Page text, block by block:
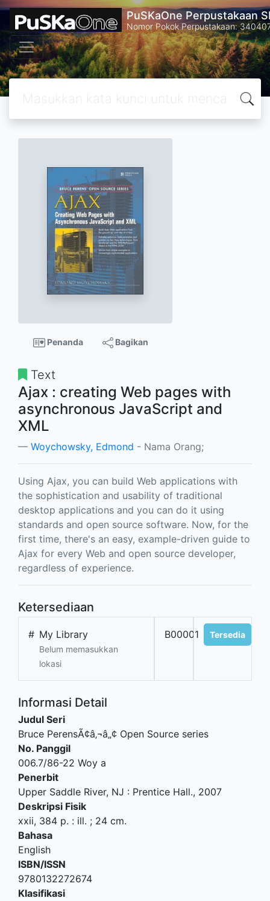
PuSKaOne Perpustakaan
Nomor Pokok Perpustakaan:
Penanda Bagikan
Text
Ajax : creating Web pages with
asynchronous JavaScript and
XML
Woychowsky, Edmond - Nama Orang;
Using Ajax, you can build Web applications with
the sophistication and usability of traditional
desktop applications and you can do it using
standards and open source software. Now, for the
first time, there's an easy, example-driven guide to
Ajax for every Web and open source developer,
regardless of experience.
Ketersediaan
# My Library
Belum memasukkan
lokasi
B00001 Tersedia
Informasi Detail
Judul Seri
Bruce PerensÃ¢â‚¬â„¢ Open Source series
No. Panggil
006.7/86-22 Woy a
Penerbit
Upper Saddle River, NJ : Prentice Hall., 2007
Deskripsi Fisik
xxii, 384 p. : ill. ; 24 cm.
Bahasa
English
ISBN/ISSN
9780132272674
Klasifikasi